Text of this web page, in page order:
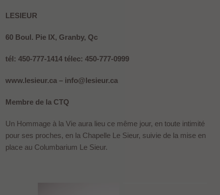
LESIEUR
60 Boul. Pie IX, Granby, Qc
tél: 450-777-1414 télec: 450-777-0999
www.lesieur.ca – info@lesieur.ca
Membre de la CTQ
Un Hommage à la Vie aura lieu ce même jour, en toute intimité
pour ses proches, en la Chapelle Le Sieur, suivie de la mise en
place au Columbarium Le Sieur.